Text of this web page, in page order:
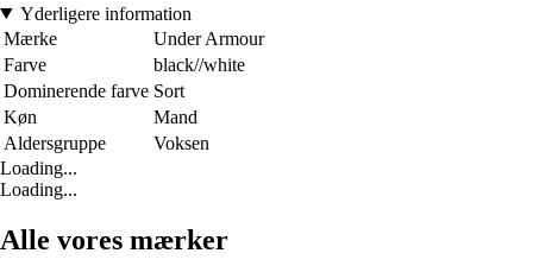
Yderligere information
Mærke
Under Armour
Farve
black//white
Dominerende farve Sort
Køn
Mand
Aldersgruppe
Voksen
Loading...
Loading...
Alle vores mærker